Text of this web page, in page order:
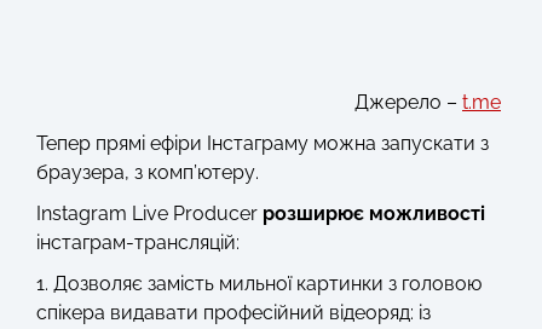
Джерело – t.me
Тепер прямі ефіри Інстаграму можна запускати з
браузера, з комп’ютеру.
Instagram Live Producer розширює можливості
інстаграм-трансляцій:
1. Дозволяє замість мильної картинки з головою
спікера видавати професійний відеоряд: із